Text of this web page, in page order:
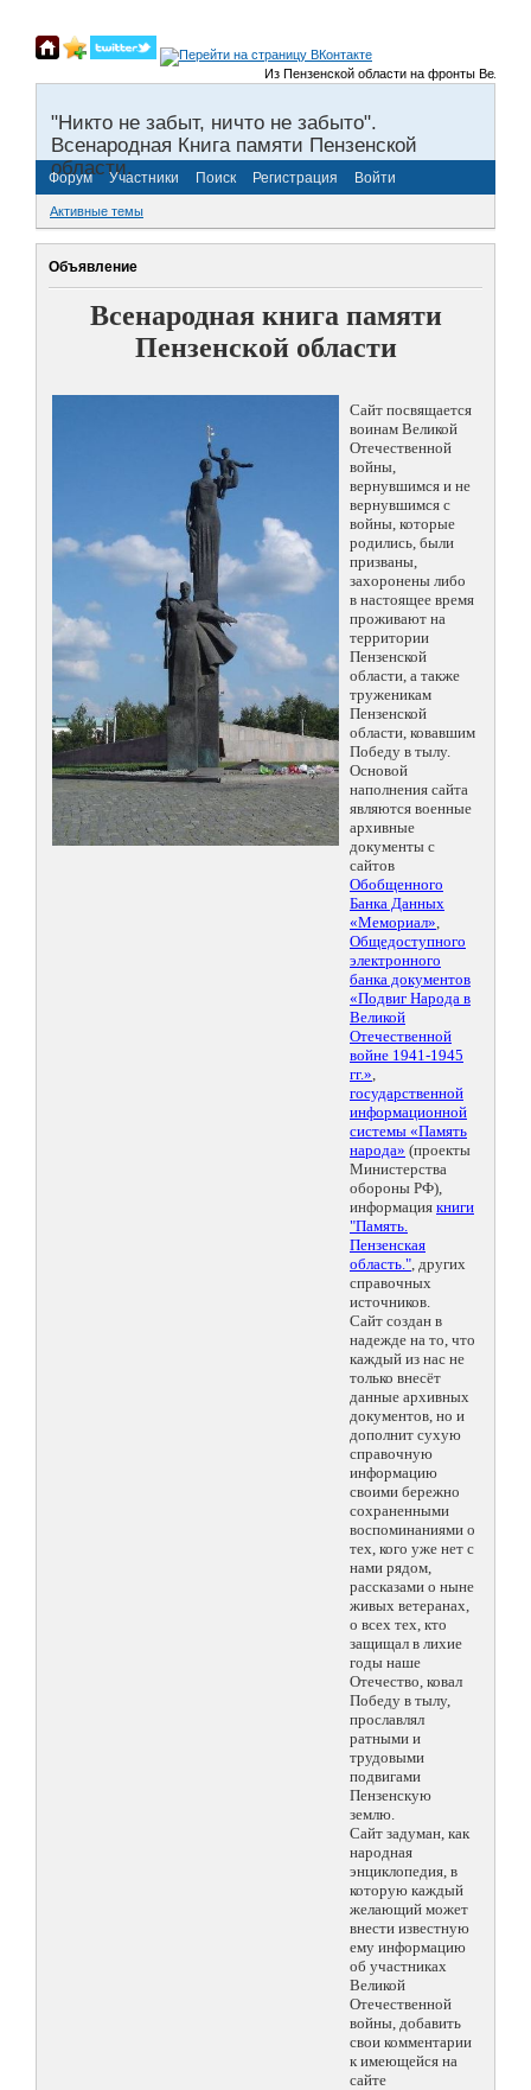
Из Пензенской области на фронты Великой
"Никто не забыт, ничто не забыто".
Всенародная Книга памяти Пензенской
области.
Форум Участники Поиск Регистрация Войти
Активные темы
Объявление
Всенародная книга памяти
Пензенской области
Сайт посвящается
воинам Великой
Отечественной
войны,
вернувшимся и не
вернувшимся с
войны, которые
родились, были
призваны,
захоронены либо
в настоящее время
проживают на
территории
Пензенской
области, а также
труженикам
Пензенской
области, ковавшим
Победу в тылу.
Основой
наполнения сайта
являются военные
архивные
документы с
сайтов
Обобщенного
Банка Данных
«Мемориал»,
Общедоступного
электронного
банка документов
«Подвиг Народа в
Великой
Отечественной
войне 1941-1945
гг.»,
государственной
информационной
системы «Память
народа» (проекты
Министерства
обороны РФ),
информация книги
"Память.
Пензенская
область.", других
справочных
источников.
Сайт создан в
надежде на то, что
каждый из нас не
только внесёт
данные архивных
документов, но и
дополнит сухую
справочную
информацию
своими бережно
сохраненными
воспоминаниями о
тех, кого уже нет с
нами рядом,
рассказами о ныне
живых ветеранах,
о всех тех, кто
защищал в лихие
годы наше
Отечество, ковал
Победу в тылу,
прославлял
ратными и
трудовыми
подвигами
Пензенскую
землю.
Сайт задуман, как
народная
энциклопедия, в
которую каждый
желающий может
внести известную
ему информацию
об участниках
Великой
Отечественной
войны, добавить
свои комментарии
к имеющейся на
сайте